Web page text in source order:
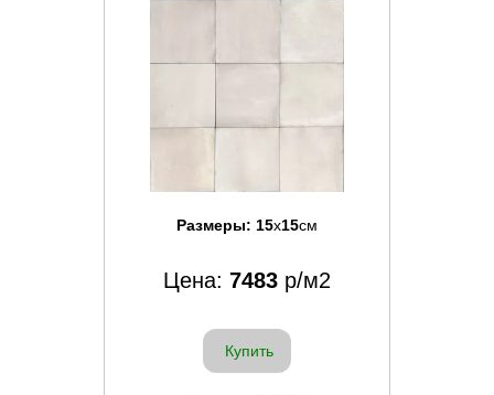
Размеры: 15x15см
Цена: 7483 р/м2
Купить